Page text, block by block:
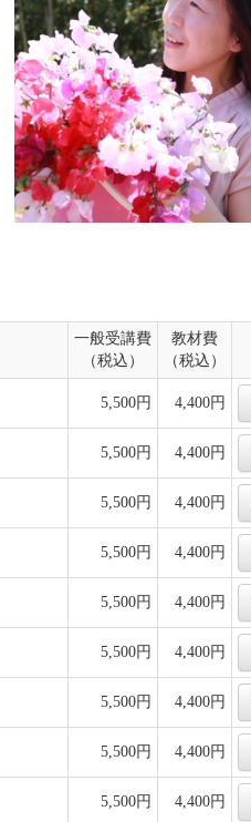
一般受講費
（税込）
教材費
（税込）
5,500円 4,400円
5,500円 4,400円
5,500円 4,400円
5,500円 4,400円
5,500円 4,400円
5,500円 4,400円
5,500円 4,400円
5,500円 4,400円
5,500円 4,400円